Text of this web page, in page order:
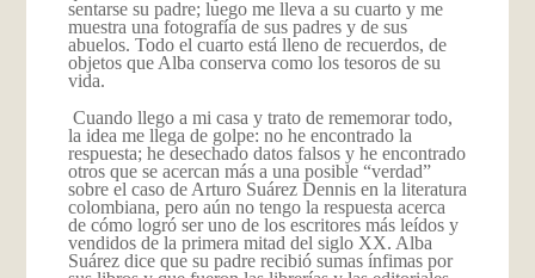
sentarse su padre; luego me lleva a su cuarto y me
muestra una fotografía de sus padres y de sus
abuelos. Todo el cuarto está lleno de recuerdos, de
objetos que Alba conserva como los tesoros de su
vida.
Cuando llego a mi casa y trato de rememorar todo,
la idea me llega de golpe: no he encontrado la
respuesta; he desechado datos falsos y he encontrado
otros que se acercan más a una posible “verdad”
sobre el caso de Arturo Suárez Dennis en la literatura
colombiana, pero aún no tengo la respuesta acerca
de cómo logró ser uno de los escritores más leídos y
vendidos de la primera mitad del siglo XX. Alba
Suárez dice que su padre recibió sumas ínfimas por